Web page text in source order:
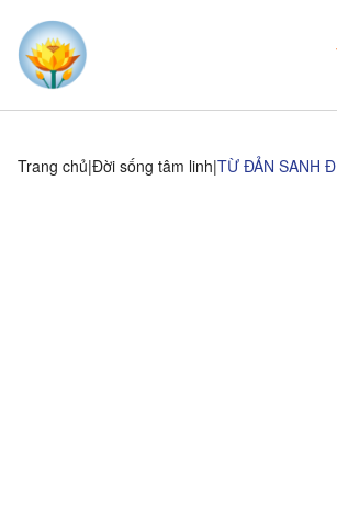
Trang chủ Đời sống tâm linh TỪ ĐẢN SANH